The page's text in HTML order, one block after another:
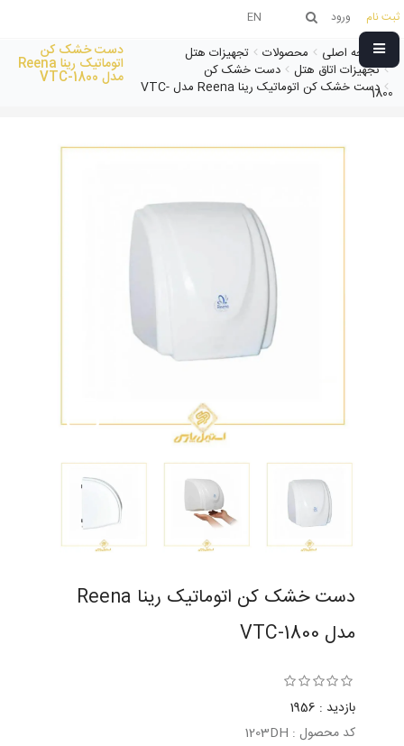
ثبت نام ورود EN
صفحه اصلی محصولات
تجهیزات هتل
تجهیزات اتاق هتل
دست خشک کن
دست خشک کن اتوماتیک رینا Reena مدل VTC-
1800
دست خشک کن
اتوماتیک رینا Reena
مدل VTC-1800
دست خشک کن اتوماتیک رینا Reena
مدل VTC-1800
بازدید : 1956
کد محصول : 1203DH